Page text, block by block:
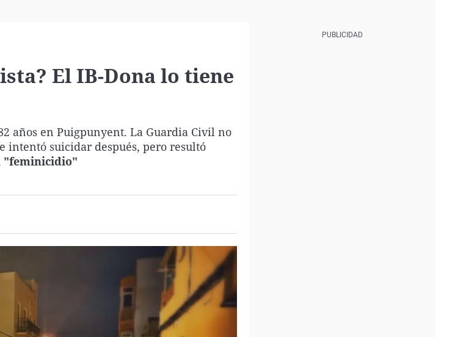
El IB-Dona lo tiene
años en Puigpunyent. La Guardia Civil no
intentó suicidar después, pero resultó
"feminicidio"